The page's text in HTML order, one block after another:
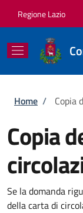
Regione Lazio
Briciole
Home / Copia
Copia
Se la domanda
della carta di